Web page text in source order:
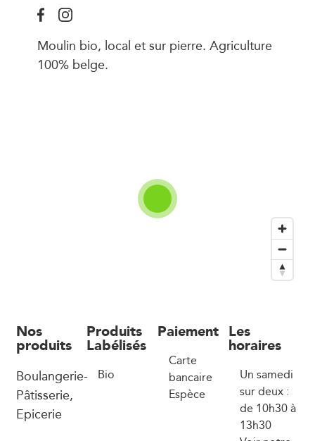
Moulin bio, local et sur pierre. Agriculture
100% belge.
Nos
produits
Boulangerie-
Pâtisserie,
Epicerie
Produits
Labélisés
Bio
Paiement
Carte
bancaire
Espèce
Les
horaires
Un samedi
sur deux :
de 10h30 à
13h30